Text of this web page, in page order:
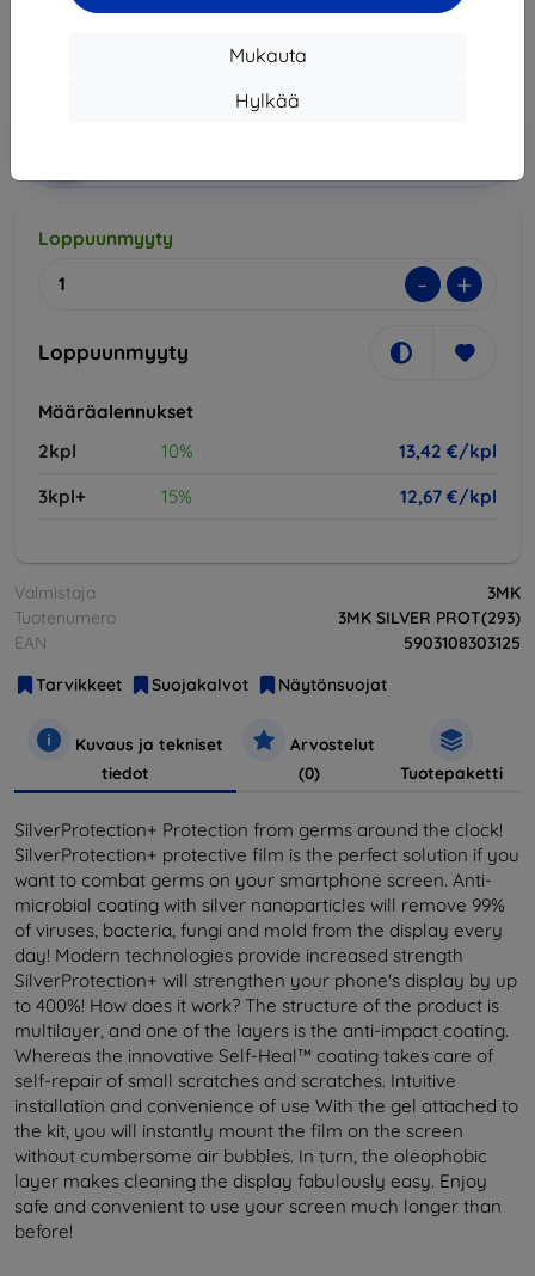
Mukauta
Hylkää
13,42 €
Loppuunmyyty
- +
Loppuunmyyty
Määräalennukset
2kpl
10%
13,42 €/kpl
3kpl+
15% 12,67 €/kpl
Valmistaja
3MK
Tuotenumero
3MK SILVER PROT(293)
EAN
5903108303125
Tarvikkeet
Suojakalvot Näytönsuojat
Kuvaus ja tekniset
tiedot
Arvostelut
(0)
Tuotepaketti
SilverProtection+ Protection from germs around the clock!
SilverProtection+ protective film is the perfect solution if you
want to combat germs on your smartphone screen. Anti-
microbial coating with silver nanoparticles will remove 99%
of viruses, bacteria, fungi and mold from the display every
day! Modern technologies provide increased strength
SilverProtection+ will strengthen your phone's display by up
to 400%! How does it work? The structure of the product is
multilayer, and one of the layers is the anti-impact coating.
Whereas the innovative Self-Heal™ coating takes care of
self-repair of small scratches and scratches. Intuitive
installation and convenience of use With the gel attached to
the kit, you will instantly mount the film on the screen
without cumbersome air bubbles. In turn, the oleophobic
layer makes cleaning the display fabulously easy. Enjoy
safe and convenient to use your screen much longer than
before!